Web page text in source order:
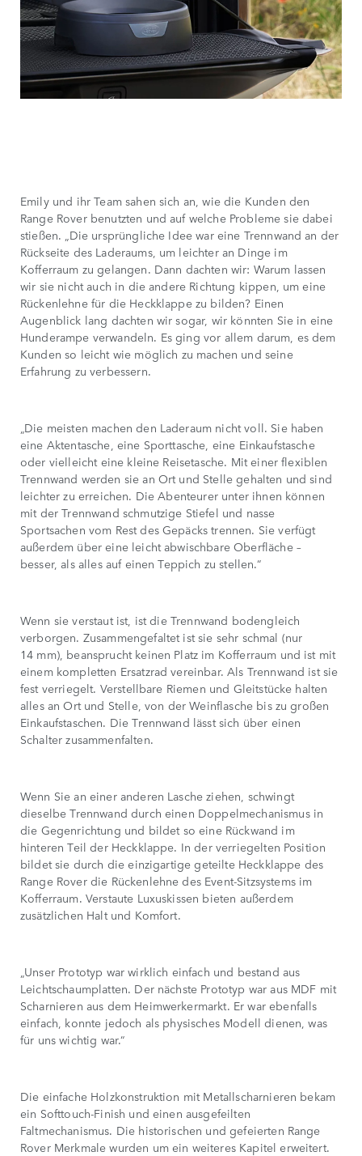
Emily und ihr Team sahen sich an, wie die Kunden den
Range Rover benutzten und auf welche Probleme sie dabei
stießen. „Die ursprüngliche Idee war eine Trennwand an der
Rückseite des Laderaums, um leichter an Dinge im
Kofferraum zu gelangen. Dann dachten wir: Warum lassen
wir sie nicht auch in die andere Richtung kippen, um eine
Rückenlehne für die Heckklappe zu bilden? Einen
Augenblick lang dachten wir sogar, wir könnten Sie in eine
Hunderampe verwandeln. Es ging vor allem darum, es dem
Kunden so leicht wie möglich zu machen und seine
Erfahrung zu verbessern.
„Die meisten machen den Laderaum nicht voll. Sie haben
eine Aktentasche, eine Sporttasche, eine Einkaufstasche
oder vielleicht eine kleine Reisetasche. Mit einer flexiblen
Trennwand werden sie an Ort und Stelle gehalten und sind
leichter zu erreichen. Die Abenteurer unter ihnen können
mit der Trennwand schmutzige Stiefel und nasse
Sportsachen vom Rest des Gepäcks trennen. Sie verfügt
außerdem über eine leicht abwischbare Oberfläche –
besser, als alles auf einen Teppich zu stellen.“
Wenn sie verstaut ist, ist die Trennwand bodengleich
verborgen. Zusammengefaltet ist sie sehr schmal (nur
14 mm), beansprucht keinen Platz im Kofferraum und ist mit
einem kompletten Ersatzrad vereinbar. Als Trennwand ist sie
fest verriegelt. Verstellbare Riemen und Gleitstücke halten
alles an Ort und Stelle, von der Weinflasche bis zu großen
Einkaufstaschen. Die Trennwand lässt sich über einen
Schalter zusammenfalten.
Wenn Sie an einer anderen Lasche ziehen, schwingt
dieselbe Trennwand durch einen Doppelmechanismus in
die Gegenrichtung und bildet so eine Rückwand im
hinteren Teil der Heckklappe. In der verriegelten Position
bildet sie durch die einzigartige geteilte Heckklappe des
Range Rover die Rückenlehne des Event-Sitzsystems im
Kofferraum. Verstaute Luxuskissen bieten außerdem
zusätzlichen Halt und Komfort.
„Unser Prototyp war wirklich einfach und bestand aus
Leichtschaumplatten. Der nächste Prototyp war aus MDF mit
Scharnieren aus dem Heimwerkermarkt. Er war ebenfalls
einfach, konnte jedoch als physisches Modell dienen, was
für uns wichtig war.“
Die einfache Holzkonstruktion mit Metallscharnieren bekam
ein Softtouch-Finish und einen ausgefeilten
Faltmechanismus. Die historischen und gefeierten Range
Rover Merkmale wurden um ein weiteres Kapitel erweitert.